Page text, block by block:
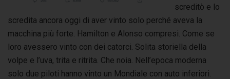
screditò e lo
scredita ancora oggi di aver vinto solo perché aveva la
macchina più forte. Hamilton e Alonso compresi. Come se
loro avessero vinto con dei catorci. Solita storiella della
volpe e l’uva, trita e ritrita. Che noia. Nell’epoca moderna
solo due piloti hanno vinto un Mondiale con auto inferiori.